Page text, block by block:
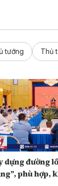
tướng Thủ
dựng đường
phù hợp,